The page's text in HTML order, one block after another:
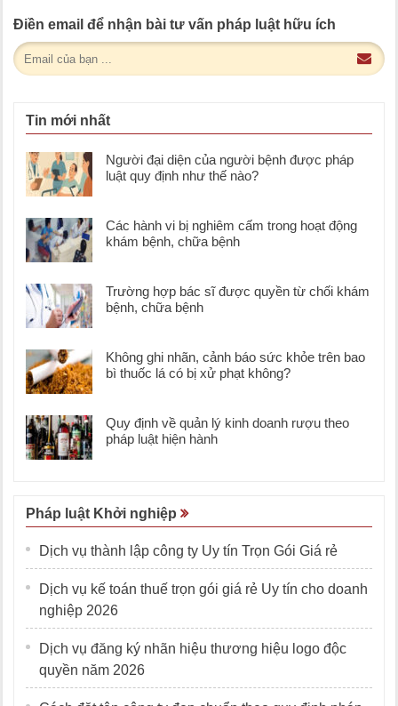
Điền email để nhận bài tư vấn pháp luật hữu ích
Tin mới nhất
Người đại diện của người bệnh được pháp
luật quy định như thế nào?
Các hành vi bị nghiêm cấm trong hoạt động
khám bệnh, chữa bệnh
Trường hợp bác sĩ được quyền từ chối khám
bệnh, chữa bệnh
Không ghi nhãn, cảnh báo sức khỏe trên bao
bì thuốc lá có bị xử phạt không?
Quy định về quản lý kinh doanh rượu theo
pháp luật hiện hành
Pháp luật Khởi nghiệp
Dịch vụ thành lập công ty Uy tín Trọn Gói Giá rẻ
Dịch vụ kế toán thuế trọn gói giá rẻ Uy tín cho doanh
nghiệp 2026
Dịch vụ đăng ký nhãn hiệu thương hiệu logo độc
quyền năm 2026